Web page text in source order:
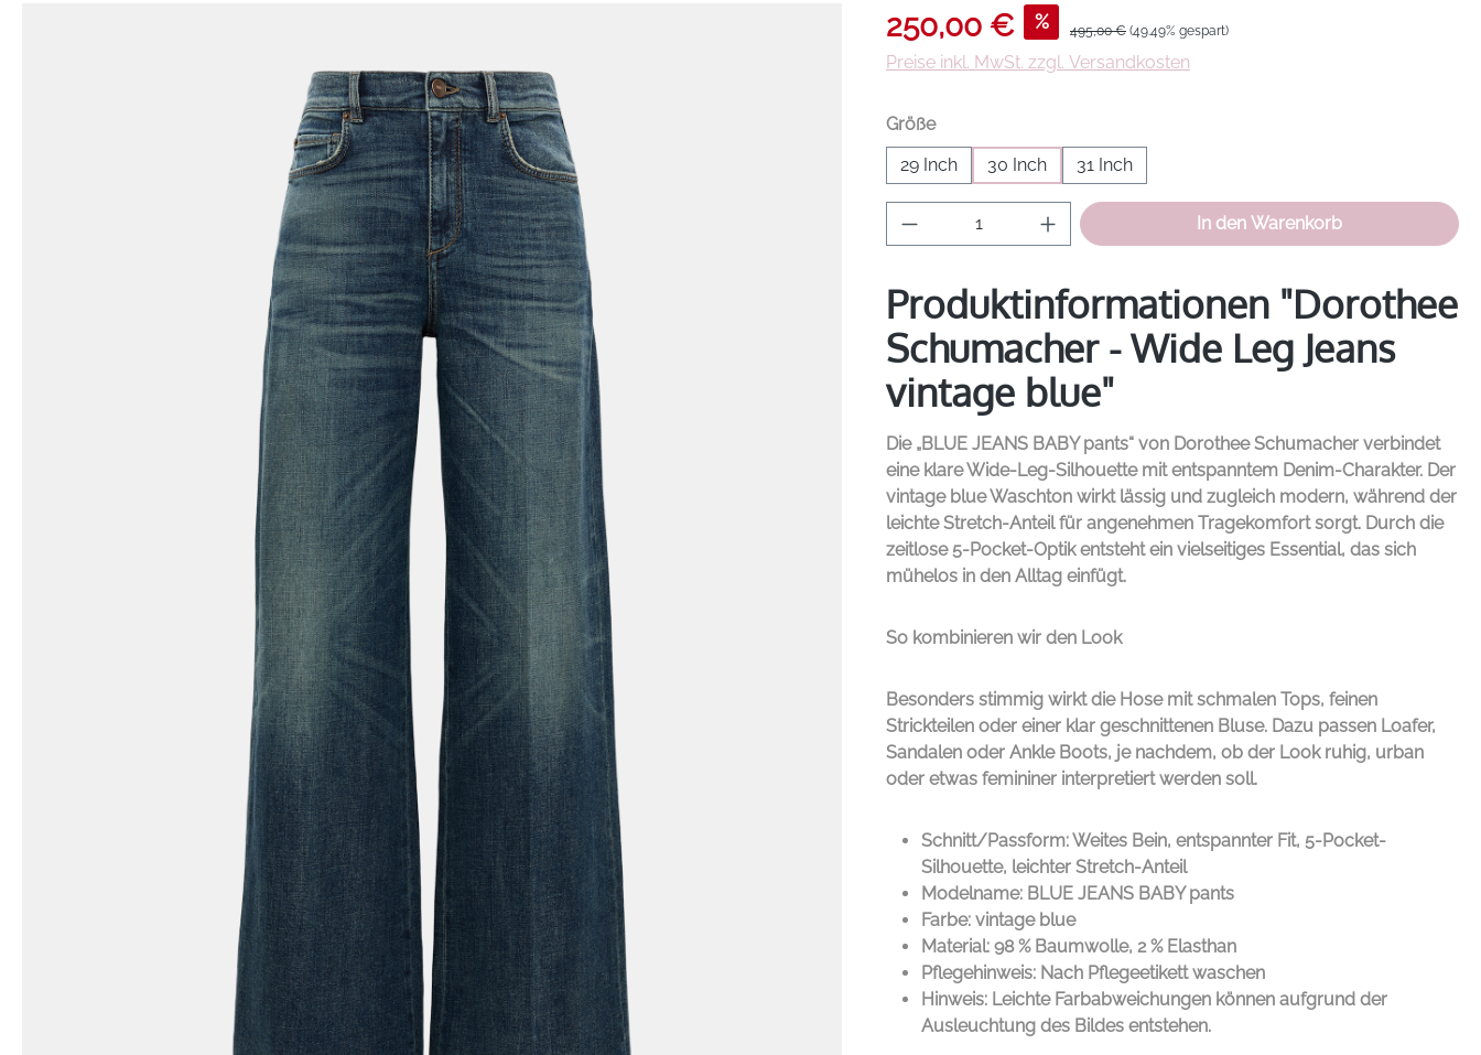
Verkaufspreis:
250,00 € % Regulärer Preis:
495,00 € (49.49% gespart)
Preise inkl. MwSt. zzgl. Versandkosten
Größeauswählen
29 Inch
30 Inch 31 Inch
Produkt Anzahl: Gib den gewünschten Wert
In den Warenkorb
Produktinformationen "Dorothee
Schumacher - Wide Leg Jeans
vintage blue"
Die „BLUE JEANS BABY pants“ von Dorothee Schumacher verbindet
eine klare Wide-Leg-Silhouette mit entspanntem Denim-Charakter. Der
vintage blue Waschton wirkt lässig und zugleich modern, während der
leichte Stretch-Anteil für angenehmen Tragekomfort sorgt. Durch die
zeitlose 5-Pocket-Optik entsteht ein vielseitiges Essential, das sich
mühelos in den Alltag einfügt.
So kombinieren wir den Look
Besonders stimmig wirkt die Hose mit schmalen Tops, feinen
Strickteilen oder einer klar geschnittenen Bluse. Dazu passen Loafer,
Sandalen oder Ankle Boots, je nachdem, ob der Look ruhig, urban
oder etwas femininer interpretiert werden soll.
Schnitt/Passform: Weites Bein, entspannter Fit, 5-Pocket-
Silhouette, leichter Stretch-Anteil
Modelname: BLUE JEANS BABY pants
Farbe: vintage blue
Material: 98 % Baumwolle, 2 % Elasthan
Pflegehinweis: Nach Pflegeetikett waschen
Hinweis: Leichte Farbabweichungen können aufgrund der
Ausleuchtung des Bildes entstehen.